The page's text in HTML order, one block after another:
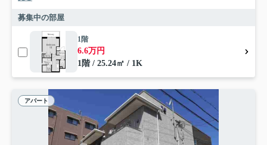
募集中の部屋
1階
6.6万円
1階 / 25.24㎡ / 1K
アパート